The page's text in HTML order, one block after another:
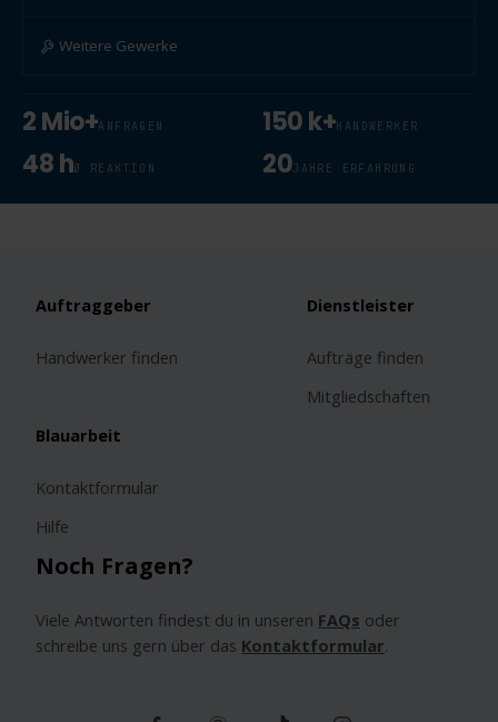
Weitere Gewerke
2 Mio+ANFRAGEN 150 k+HANDWERKER
48 hØ REAKTION 20JAHRE ERFAHRUNG
Noch Fragen?
Viele Antworten findest du in unseren FAQs oder
schreibe uns gern über das Kontaktformular.
Auftraggeber
Handwerker finden
Dienstleister
Aufträge finden
Mitgliedschaften
Blauarbeit
Kontaktformular
Hilfe